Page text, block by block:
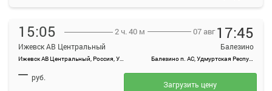
15:05
Ижевск АВ Центральный
Ижевск АВ Центральный, Россия, Удмуртская Республика, Ижевск, Красноармейская ул, 134А
2 ч. 40 м 07 авг 17:45
Балезино
Балезино п. АС, Удмуртская Республика, Балезино с., ул. Короленко, 3
— руб.
Загрузить цену